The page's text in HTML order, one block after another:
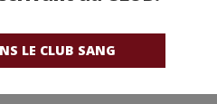
LE CLUB SANG